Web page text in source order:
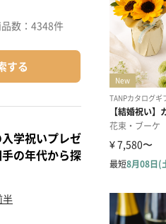
数： 4348件
する
学祝いプレゼ
の年代から探
半